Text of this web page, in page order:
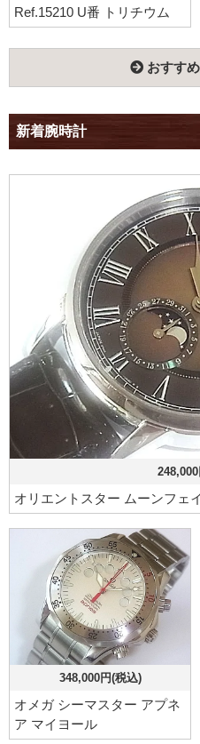
Ref.15210 U番 トリチウム
おすす
新着腕時計
オリエントスター ムーンフェ
348,000円(税込)
オメガ シーマスター アプネ
ア マイヨール